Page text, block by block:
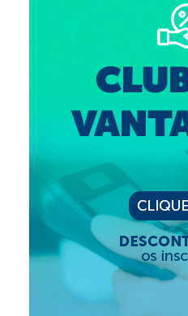
Agenda do
Eleições
Fiscalização
Responsabilidade
Legislações
Decisões
Portarias
Resoluções